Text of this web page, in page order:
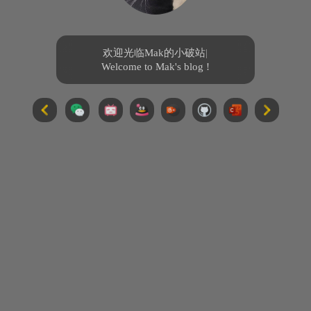
欢迎光临Mak的小破站|
Welcome to Mak's blog !